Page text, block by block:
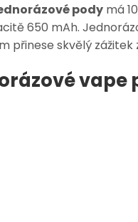
pody má
650 mAh.
přinese skvělý zážitek